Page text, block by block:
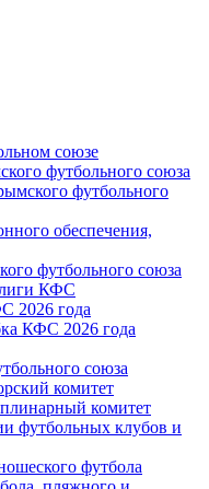
союзе
футбольного союза
футбольного
обеспечения,
футбольного союза
КФС
2026 года
КФС 2026 года
союза
комитет
комитет
футбольных клубов и
футбола